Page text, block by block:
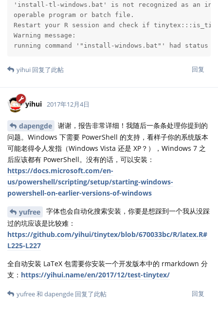
'install-tl-windows.bat' is not recognized as an
operable program or batch file.
Restart your R session and check if
Warning message:
running command '"install-windows.bat"' had status
回复
yihui 回复了此帖
yihui 2017年12月4日
dapengde
谢谢，报告非常详细！我随后一条条处理你提到的
问题。Windows 下需要 PowerShell 的支持，看样子你的系统版本
可能老得令人发指（Windows Vista 还是 XP？），Windows 7 之
后应该都有 PowerShell。没有的话，可以安装：
https://docs.microsoft.com/en-
us/powershell/scripting/setup/starting-windows-
powershell-on-earlier-versions-of-windows
yufree
字体也会自动化搜索安装，你要是想踩到一个我从没踩
过的坑应该是比较难：
https://github.com/yihui/tinytex/blob/670033bc/R/latex.R#
L225-L227
全自动安装 LaTeX 包需要你安装一个开发版本中的 rmarkdown 分
支： https://yihui.name/en/2017/12/test-tinytex/
回复
yufree和 dapengde 回复了此帖